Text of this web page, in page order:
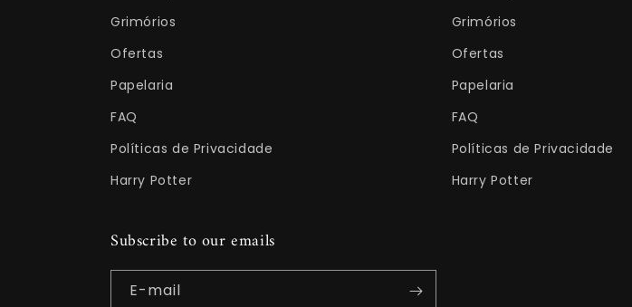
Grimórios
Ofertas
Papelaria
FAQ
Políticas de Privacidade
Harry Potter
Grimórios
Ofertas
Papelaria
FAQ
Políticas de Privacidade
Harry Potter
Subscribe to our emails
E-mail